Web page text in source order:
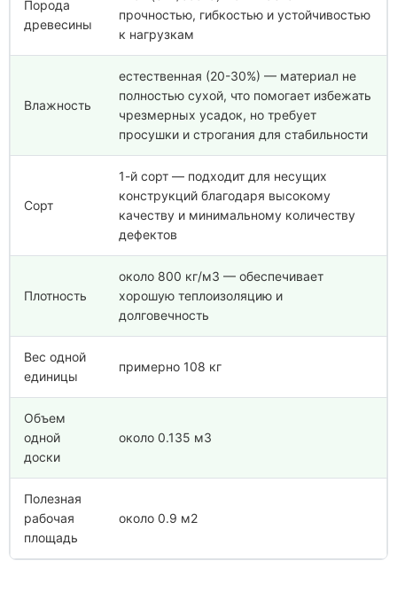
Порода
древесины
прочностью, гибкостью и устойчивостью
к нагрузкам
Влажность
естественная (20-30%) — материал не
полностью сухой, что помогает избежать
чрезмерных усадок, но требует
просушки и строгания для стабильности
Сорт
1-й сорт — подходит для несущих
конструкций благодаря высокому
качеству и минимальному количеству
дефектов
Плотность
около 800 кг/м3 — обеспечивает
хорошую теплоизоляцию и
долговечность
Вес одной
единицы
примерно 108 кг
Объем
одной
доски
около 0.135 м3
Полезная
рабочая
площадь
около 0.9 м2